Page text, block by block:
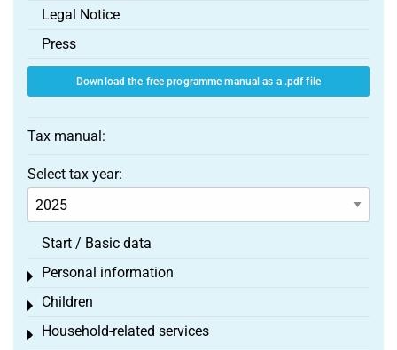
Legal Notice
Press
Download the free programme manual as a .pdf file
Tax manual:
Select tax year:
Start / Basic data
Personal information
Toggle menu
Children
Toggle menu
Household-related services
Toggle menu